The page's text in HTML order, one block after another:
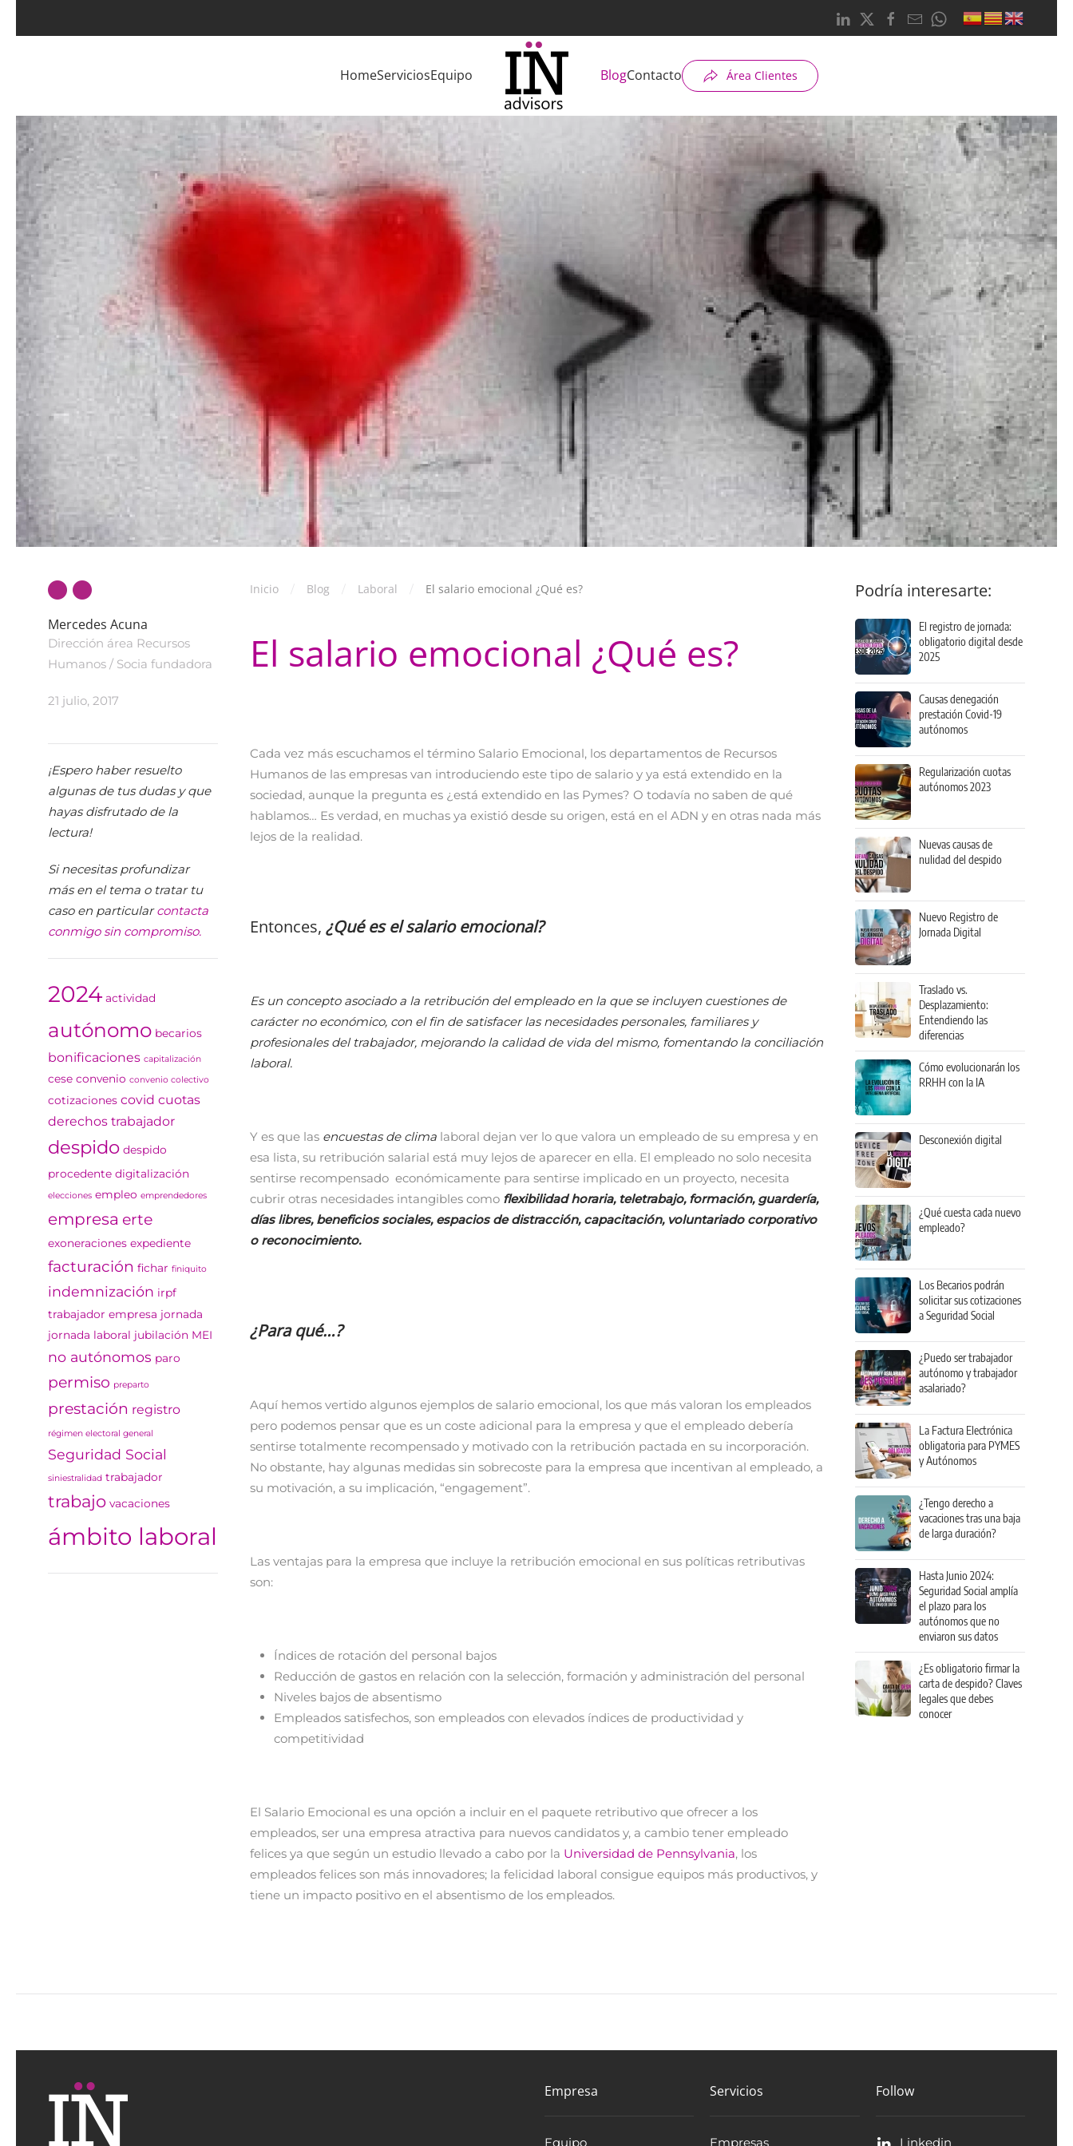
Skip to main content
HomeServiciosEquipo BlogContacto Área Clientes
Mercedes Acuna
Dirección área Recursos
Humanos / Socia fundadora
21 julio, 2017
¡Espero haber resuelto
algunas de tus dudas y que
hayas disfrutado de la
lectura!
Si necesitas profundizar
más en el tema o tratar tu
caso en particularcontacta
conmigo sin compromiso.
2024 actividad
autónomo becarios
bonificaciones capitalización
cese convenio convenio colectivo
cotizaciones covid cuotas
derechos trabajador
despido despido
procedente digitalización
elecciones empleo emprendedores
empresa erte
exoneraciones expediente
facturación fichar finiquito
indemnización irpf
trabajador empresa jornada
jornada laboral jubilación MEI
no autónomos paro
permiso preparto
prestación registro
régimen electoral general
Seguridad Social
siniestralidad trabajador
trabajo vacaciones
ámbito laboral
Inicio Blog Laboral El salario emocional ¿Qué es?
El salario emocional ¿Qué es?
Cada vez más escuchamos el término Salario Emocional, los departamentos de Recursos
Humanos de las empresas van introduciendo este tipo de salario y ya está extendido en la
sociedad, aunque la pregunta es ¿está extendido en las Pymes? O todavía no saben de qué
hablamos… Es verdad, en muchas ya existió desde su origen, está en el ADN y en otras nada más
lejos de la realidad.
Entonces, ¿Qué es el salario emocional?
Es un concepto asociado a la retribución del empleado en la que se incluyen cuestiones de
carácter no económico, con el fin de satisfacer las necesidades personales, familiares y
profesionales del trabajador, mejorando la calidad de vida del mismo, fomentando la conciliación
laboral.
Y es que las encuestas de climalaboral dejan ver lo que valora un empleado de su empresa y en
esa lista, su retribución salarial está muy lejos de aparecer en ella. El empleado no solo necesita
sentirse recompensado económicamente para sentirse implicado en un proyecto, necesita
cubrir otras necesidades intangibles como flexibilidad horaria, teletrabajo, formación, guardería,
días libres, beneficios sociales, espacios de distracción, capacitación, voluntariado corporativo
o reconocimiento.
¿Para qué…?
Aquí hemos vertido algunos ejemplos de salario emocional, los que más valoran los empleados
pero podemos pensar que es un coste adicional para la empresa y que el empleado debería
sentirse totalmente recompensado y motivado con la retribución pactada en su incorporación.
No obstante, hay algunas medidas sin sobrecoste para la empresa que incentivan al empleado, a
su motivación, a su implicación, “engagement”.
Las ventajas para la empresa que incluye la retribución emocional en sus políticas retributivas
son:
Índices de rotación del personal bajos
Reducción de gastos en relación con la selección, formación y administración del personal
Niveles bajos de absentismo
Empleados satisfechos, son empleados con elevados índices de productividad y
competitividad
El Salario Emocional es una opción a incluir en el paquete retributivo que ofrecer a los
empleados, ser una empresa atractiva para nuevos candidatos y, a cambio tener empleado
felices ya que según un estudio llevado a cabo por la Universidad de Pennsylvania, los
empleados felices son más innovadores; la felicidad laboral consigue equipos más productivos, y
tiene un impacto positivo en el absentismo de los empleados.
Podría interesarte:
El registro de jornada:
obligatorio digital desde
2025
Causas denegación
prestación Covid-19
autónomos
Regularización cuotas
autónomos 2023
Nuevas causas de
nulidad del despido
Nuevo Registro de
Jornada Digital
Traslado vs.
Desplazamiento:
Entendiendo las
diferencias
Cómo evolucionarán los
RRHH con la IA
Desconexión digital
¿Qué cuesta cada nuevo
empleado?
Los Becarios podrán
solicitar sus cotizaciones
a Seguridad Social
¿Puedo ser trabajador
autónomo y trabajador
asalariado?
La Factura Electrónica
obligatoria para PYMES
y Autónomos
¿Tengo derecho a
vacaciones tras una baja
de larga duración?
Hasta Junio 2024:
Seguridad Social amplía
el plazo para los
autónomos que no
enviaron sus datos
¿Es obligatorio firmar la
carta de despido? Claves
legales que debes
conocer
Empresa
Equipo
Servicios
Empresas
Follow
Linkedin